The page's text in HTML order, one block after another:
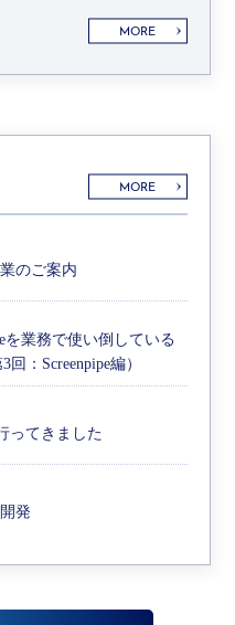
MORE
MORE
のご案内
を業務で使い倒している
：Screenpipe編）
ってきました
発